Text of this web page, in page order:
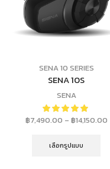
SENA 10 SERIES
SENA 10S
SENA
฿7,490.00 – ฿14,150.00
เลือกรูปแบบ